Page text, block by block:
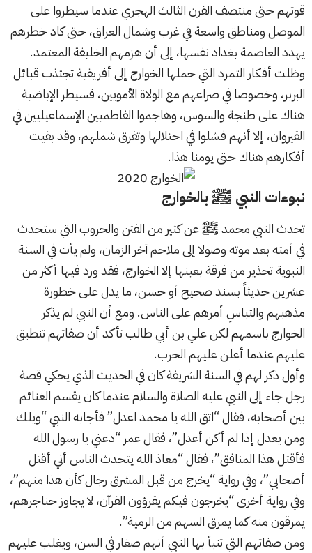
قوتهم حتى منتصف القرن الثالث الهجري عندما سيطروا على
الموصل ومناطق واسعة في غرب وشمال العراق، حتى كاد خطرهم
يهدد العاصمة بغداد نفسها، إلى أن هزمهم الخليفة المعتمد.
وظلت أفكار التمرد التي حملها الخوارج إلى أفريقية تجتذب قبائل
البربر، وخصوصا في صراعهم مع الولاة الأمويين، فسيطر الإباضية
هناك على طنجة والسوس، وهاجموا الفاطميين الإسماعيليين في
القيروان، إلا أنهم فشلوا في احتلالها وتفرق شملهم، وقد بقيت
أفكارهم هناك حتى يومنا هذا.
نبوءات النبي ﷺ بالخوارج
تحدث النبي محمد ﷺ عن كثير من الفتن والحروب التي ستحدث
في أمته بعد موته وصولا إلى ملاحم آخر الزمان، ولم يأت في السنة
النبوية تحذير من فرقة بعينها إلا الخوارج، فقد ورد فيها أكثر من
عشرين حديثاً بسند صحيح أو حسن، ما يدل على خطورة
مذهبهم والتباسِ أمرهم على الناس. ومع أن النبي لم يذكر
الخوارج باسمهم لكن علي بن أبي طالب تأكد أن صفاتهم تنطبق
عليهم عندما أعلن عليهم الحرب.
وأول ذكر لهم في السنة الشريفة كان في الحديث الذي يحكي قصة
رجل جاء إلى النبي عليه الصلاة والسلام عندما كان يقسم الغنائم
بين أصحابه، فقال “اتق الله يا محمد اعدل” فأجابه النبي “ويلك
ومن يعدل إذا لم أكن أعدل”، فقال عمر “دعني يا رسول الله
فأقتل هذا المنافق”، فقال “معاذ الله يتحدث الناس أني أقتل
أصحابي”، وفي رواية “يخرج من قبل المشرق رجال كأن هذا منهم”،
وفي رواية أخرى “يخرجون فيكم يقرؤون القرآن، لا يجاوز حناجرهم،
يمرقون منه كما يمرق السهم من الرمية”.
ومن صفاتهم التي تنبأ بها النبي أنهم صغار في السن، ويغلب عليهم